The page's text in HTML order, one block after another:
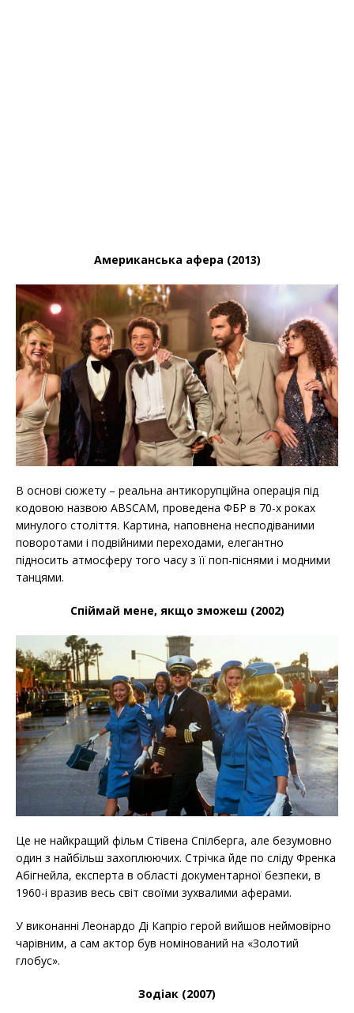
Американська афера (2013)
В основі сюжету – реальна антикорупційна операція під
кодовою назвою ABSCAM, проведена ФБР в 70-х роках
минулого століття. Картина, наповнена несподіваними
поворотами і подвійними переходами, елегантно
підносить атмосферу того часу з її поп-піснями і модними
танцями.
Спіймай мене, якщо зможеш (2002)
Це не найкращий фільм Стівена Спілберга, але безумовно
один з найбільш захоплюючих. Стрічка йде по сліду Френка
Абігнейла, експерта в області документарної безпеки, в
1960-і вразив весь світ своїми зухвалими аферами.
У виконанні Леонардо Ді Капріо герой вийшов неймовірно
чарівним, а сам актор був номінований на «Золотий
глобус».
Зодіак (2007)